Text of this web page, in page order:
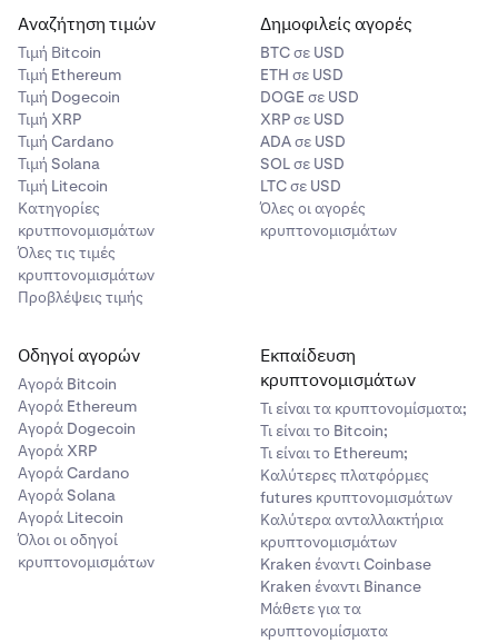
Αναζήτηση τιμών
Τιμή Βitcoin
Τιμή Ethereum
Τιμή Dogecoin
Τιμή XRP
Τιμή Cardano
Τιμή Solana
Τιμή Litecoin
Κατηγορίες
κρυτπονομισμάτων
Όλες τις τιμές
κρυπτονομισμάτων
Προβλέψεις τιμής
Δημοφιλείς αγορές
BTC σε USD
ETH σε USD
DOGE σε USD
XRP σε USD
ADA σε USD
SOL σε USD
LTC σε USD
Όλες οι αγορές
κρυπτονομισμάτων
Οδηγοί αγορών
Αγορά Bitcoin
Αγορά Ethereum
Αγορά Dogecoin
Αγορά XRP
Αγορά Cardano
Αγορά Solana
Αγορά Litecoin
Όλοι οι οδηγοί
κρυπτονομισμάτων
Εκπαίδευση
κρυπτονομισμάτων
Τι είναι τα κρυπτονομίσματα;
Τι είναι το Bitcoin;
Τι είναι το Ethereum;
Καλύτερες πλατφόρμες
futures κρυπτονομισμάτων
Καλύτερα ανταλλακτήρια
κρυπτονομισμάτων
Kraken έναντι Coinbase
Kraken έναντι Binance
Μάθετε για τα
κρυπτονομίσματα